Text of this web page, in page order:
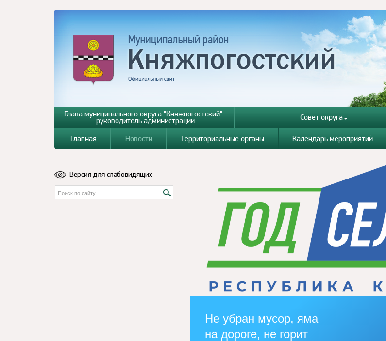
Глава муниципального округа "Княжпогостский" -
руководитель администрации Совет округа
Главная Новости Территориальные органы Календарь мероприятий
Версия для слабовидящих
Не убран мусор, яма
на дороге, не горит